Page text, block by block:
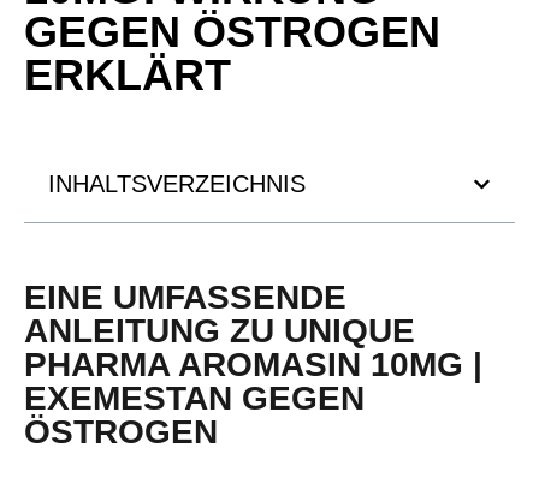
GEGEN ÖSTROGEN
ERKLÄRT
INHALTSVERZEICHNIS
EINE UMFASSENDE
ANLEITUNG ZU UNIQUE
PHARMA AROMASIN 10MG |
EXEMESTAN GEGEN
ÖSTROGEN